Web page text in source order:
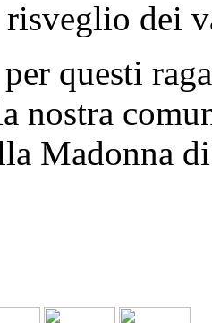
dei
questi
nostra
Madonna